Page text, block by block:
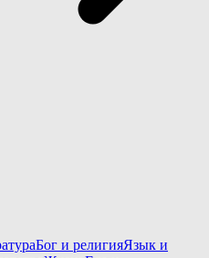
Бог и религияЯзык и